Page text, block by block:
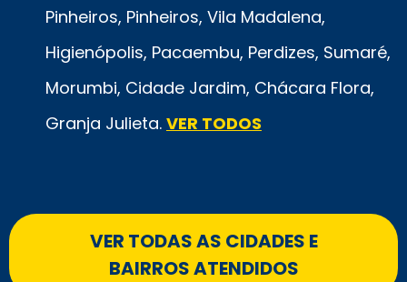
Pinheiros, Pinheiros, Vila Madalena,
Higienópolis, Pacaembu, Perdizes, Sumaré,
Morumbi, Cidade Jardim, Chácara Flora,
Granja Julieta. VER TODOS
VER TODAS AS CIDADES E
BAIRROS ATENDIDOS